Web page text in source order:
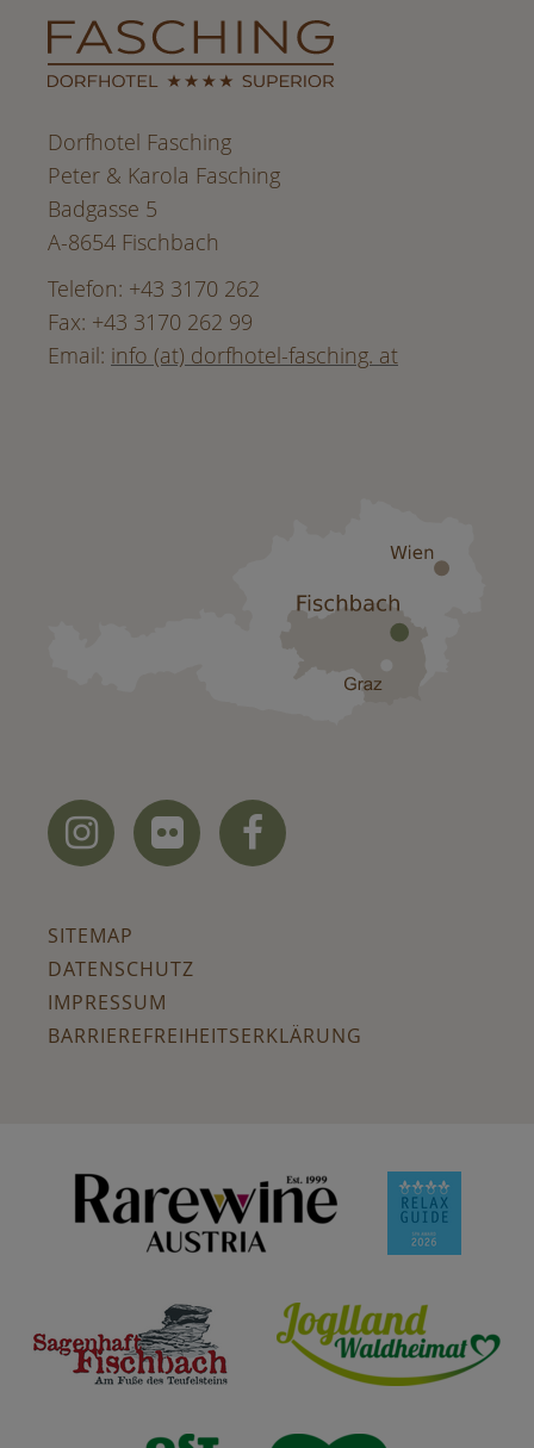
Dorfhotel Fasching
Peter & Karola Fasching
Badgasse 5
A-8654 Fischbach
Telefon: +43 3170 262
Fax: +43 3170 262 99
Email: info (at) dorfhotel-fasching. at
  
SITEMAP
DATENSCHUTZ
IMPRESSUM
BARRIEREFREIHEITSERKLÄRUNG